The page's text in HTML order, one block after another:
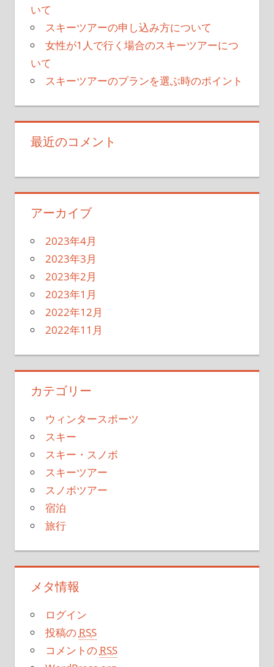
いて
スキーツアーの申し込み方について
女性が1人で行く場合のスキーツアーにつ
いて
スキーツアーのプランを選ぶ時のポイント
最近のコメント
アーカイブ
2023年4月
2023年3月
2023年2月
2023年1月
2022年12月
2022年11月
カテゴリー
ウィンタースポーツ
スキー
スキー・スノボ
スキーツアー
スノボツアー
宿泊
旅行
メタ情報
ログイン
投稿の RSS
コメントの RSS